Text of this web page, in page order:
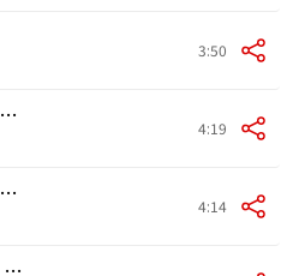
3:50
Whiskey Lullaby feat. Alison Krauss 4:19
When a Man Loves a Woman 4:14
El Condor Pasa (If I Could)